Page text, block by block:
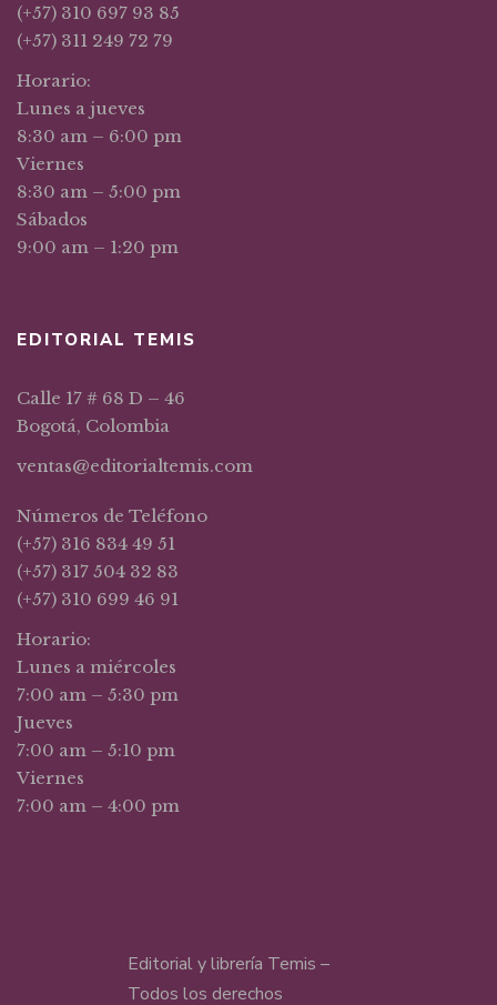
(+57) 310 697 93 85
(+57) 311 249 72 79
Horario:
Lunes a jueves
8:30 am – 6:00 pm
Viernes
8:30 am – 5:00 pm
Sábados
9:00 am – 1:20 pm
EDITORIAL TEMIS
Calle 17 # 68 D – 46
Bogotá, Colombia
ventas@editorialtemis.com
Números de Teléfono
(+57) 316 834 49 51
(+57) 317 504 32 83
(+57) 310 699 46 91
Horario:
Lunes a miércoles
7:00 am – 5:30 pm
Jueves
7:00 am – 5:10 pm
Viernes
7:00 am – 4:00 pm
Editorial y librería Temis –
Todos los derechos